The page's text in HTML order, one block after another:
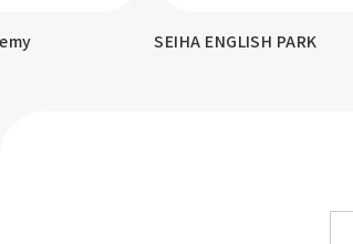
SEIHA ENGLISH PARK